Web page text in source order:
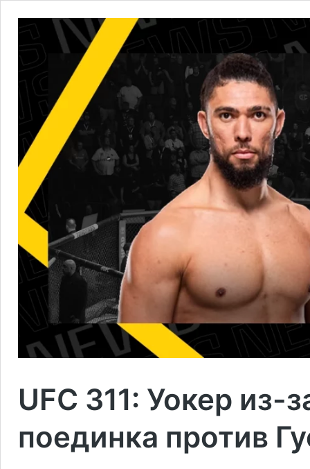
UFC 311: Уокер из-
поединка против